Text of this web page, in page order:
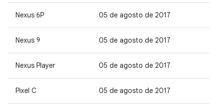
Nexus 6P 05 de agosto de 2017
Nexus 9 05 de agosto de 2017
Nexus Player 05 de agosto de 2017
Pixel C 05 de agosto de 2017